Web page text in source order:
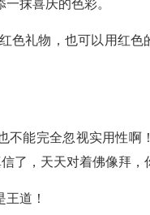
抹喜庆的色彩。
色礼物，也可以用红
不能完全忽视实用性啊
了，天天对着佛像拜，
道！